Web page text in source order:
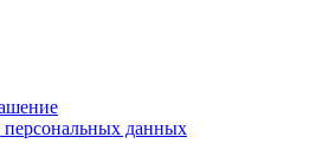
персональных данных